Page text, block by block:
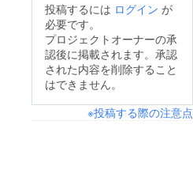
投稿するには ログイン が
必要です。
プロジェクトオーナーの承
認後に掲載されます。承認
された内容を削除すること
はできません。
※投稿する際の注意点